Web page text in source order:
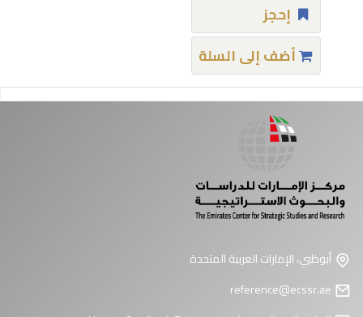
إحجز
أضف إلى السلة
أبوظبي، الإمارات العربية المتحدة